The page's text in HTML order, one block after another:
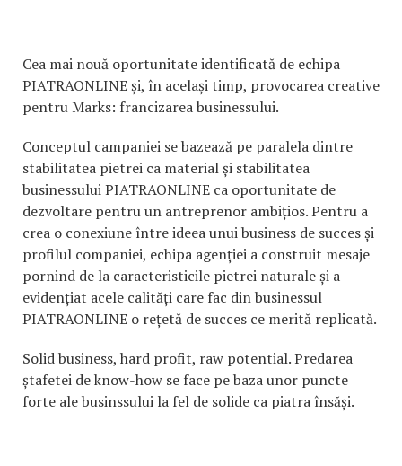
Cea mai nouă oportunitate identificată de echipa
PIATRAONLINE și, în același timp, provocarea creative
pentru Marks: francizarea businessului.
Conceptul campaniei se bazează pe paralela dintre
stabilitatea pietrei ca material și stabilitatea
businessului PIATRAONLINE ca oportunitate de
dezvoltare pentru un antreprenor ambițios. Pentru a
crea o conexiune între ideea unui business de succes și
profilul companiei, echipa agenției a construit mesaje
pornind de la caracteristicile pietrei naturale și a
evidențiat acele calități care fac din businessul
PIATRAONLINE o rețetă de succes ce merită replicată.
Solid business, hard profit, raw potential. Predarea
ștafetei de know-how se face pe baza unor puncte
forte ale businssului la fel de solide ca piatra însăși.